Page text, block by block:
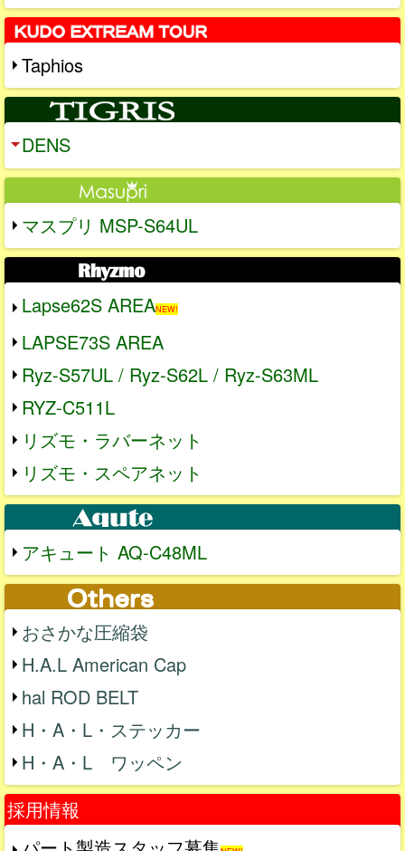
Taphios
DENS
マスプリ MSP-S64UL
Lapse62S AREANEW!
LAPSE73S AREA
Ryz-S57UL / Ryz-S62L / Ryz-S63ML
RYZ-C511L
リズモ・ラバーネット
リズモ・スペアネット
アキュート AQ-C48ML
おさかな圧縮袋
H.A.L American Cap
hal ROD BELT
H・A・L・ステッカー
H・A・L ワッペン
採用情報